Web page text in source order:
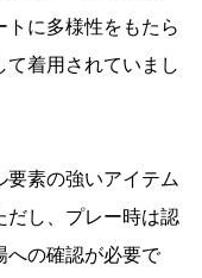
トに多様性をもたら
着用されていまし
要素の強いアイテム
だし、プレー時は認
への確認が必要で